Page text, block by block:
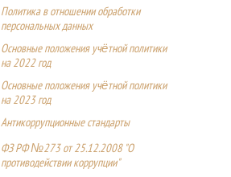
Политика в отношении обработки
персональных данных
Основные положения учётной политики
на 2022 год
Основные положения учётной политики
на 2023 год
Антикоррупционные стандарты
ФЗ РФ №273 от 25.12.2008 "О
противодействии коррупции"